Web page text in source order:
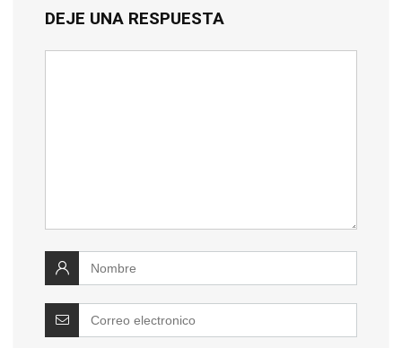
DEJE UNA RESPUESTA